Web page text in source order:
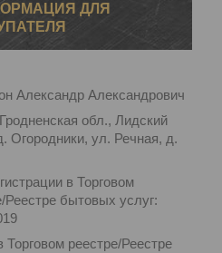
ДЛЯ
Александр Александрович
обл., Лидский
Огородники, ул. Речная, д.
в Торговом
Реестре бытовых услуг:
Торговом реестре/Реестре